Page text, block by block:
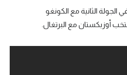
الثانية مع الكونغو
أوزبكستان مع البرتغال.